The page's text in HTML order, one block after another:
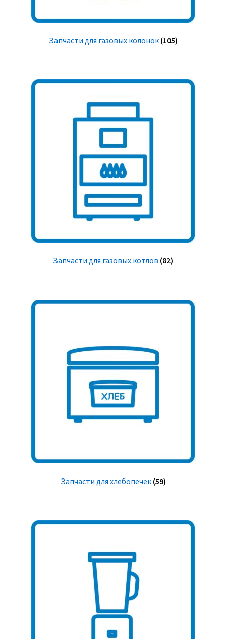
Запчасти для газовых колонок (105)
Запчасти для газовых котлов (82)
Запчасти для хлебопечек (59)